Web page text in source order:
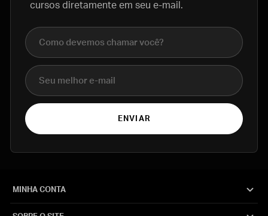
cursos diretamente em seu e-mail.
Nome completo
E-mail
ENVIAR
MINHA CONTA